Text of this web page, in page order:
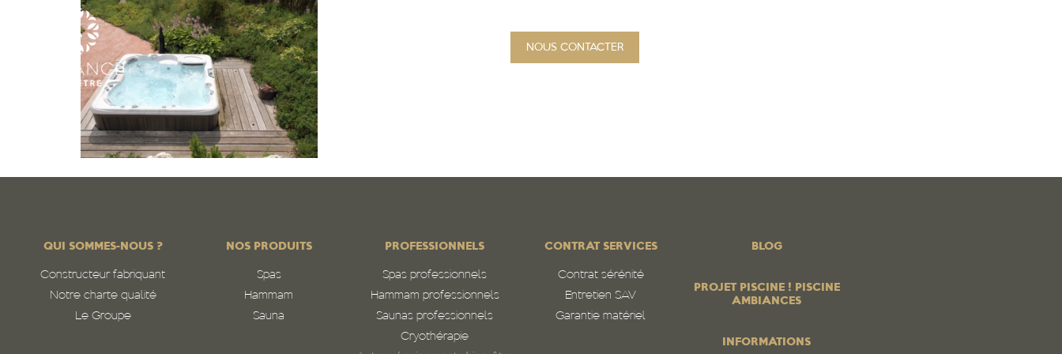
NOUS CONTACTER
QUI SOMMES-NOUS ?
Constructeur fabriquant
Notre charte qualité
Le Groupe
NOS PRODUITS
Spas
Hammam
Sauna
PROFESSIONNELS
Spas professionnels
Hammam professionnels
Saunas professionnels
Cryothérapie
CONTRAT SERVICES
Contrat sérénité
Entretien SAV
Garantie matériel
BLOG
PROJET PISCINE ! PISCINE
AMBIANCES
INFORMATIONS